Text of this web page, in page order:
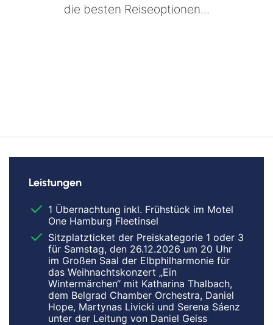
die besten Reiseoptionen...
Leistungen
1 Übernachtung inkl. Frühstück im Motel
One Hamburg Fleetinsel
Sitzplatzticket der Preiskategorie 1 oder 3
für Samstag, den 26.12.2026 um 20 Uhr
im Großen Saal der Elbphilharmonie für
das Weihnachtskonzert „Ein
Wintermärchen“ mit Katharina Thalbach,
dem Belgrad Chamber Orchestra, Daniel
Hope, Martynas Livicki und Serena Sáenz
unter der Leitung von Daniel Geiss